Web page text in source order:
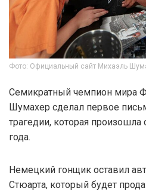
Фото: Официальный сайт Михаэль
Семикратный чемпион мира
Шумахер сделал первое
трагедии, которая
года.
Немецкий гонщик оставил
Стюарта, который будет